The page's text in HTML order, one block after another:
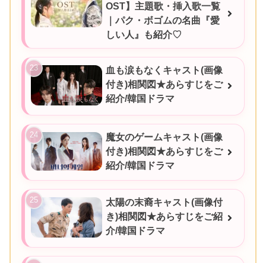
OST】主題歌・挿入歌一覧
｜パク・ボゴムの名曲『愛
しい人』も紹介♡
血も涙もなくキャスト(画像
付き)相関図★あらすじをご
紹介/韓国ドラマ
魔女のゲームキャスト(画像
付き)相関図★あらすじをご
紹介/韓国ドラマ
太陽の末裔キャスト(画像付
き)相関図★あらすじをご紹
介/韓国ドラマ